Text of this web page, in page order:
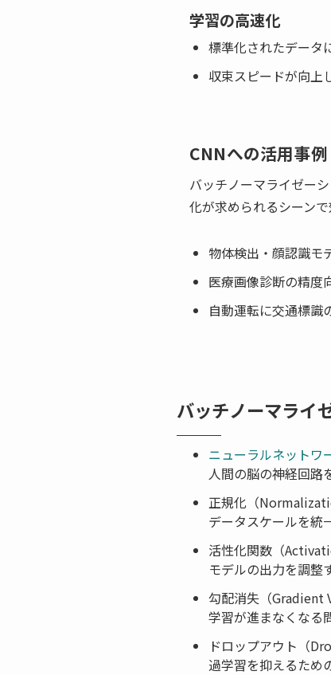
学習の高速化
標準化されたデータ
収束スピードが向上
CNNへの活用事例
バッチノーマライゼー
化が求められるシーンで
物体検出・顔認識モ
医療画像診断の精度
自動運転に交通標識
バッチノーマライ
ニューラルネットワ
人間の脳の神経回路
正規化（
データスケールを統
活性化関数（
モデルの出力を調整
勾配消失（Gradient
学習が進まなくなる
ドロップアウト（
過学習を抑えるため